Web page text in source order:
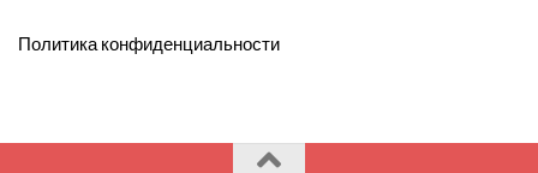
Политика конфиденциальности